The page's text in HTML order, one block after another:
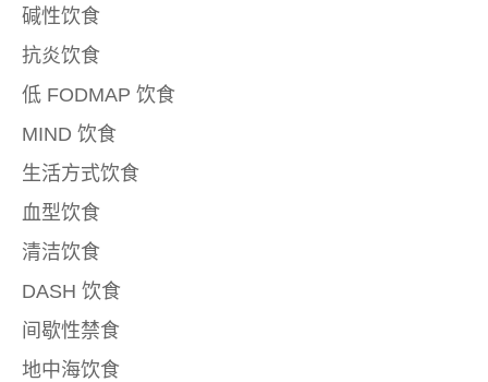
碱性饮食
抗炎饮食
低 FODMAP 饮食
MIND 饮食
生活方式饮食
血型饮食
清洁饮食
DASH 饮食
间歇性禁食
地中海饮食